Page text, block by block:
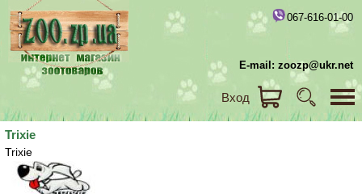
067-616-01-00
E-mail: zoozp@ukr.net
Вход
Trixie
Trixie